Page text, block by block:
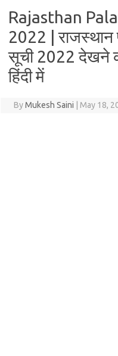
Rajasthan
2022 | राजस्थान
सूची 2022 देखने
हिंदी में
ByMukesh Saini May 18,